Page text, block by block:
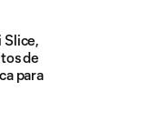
Slice,
de
para